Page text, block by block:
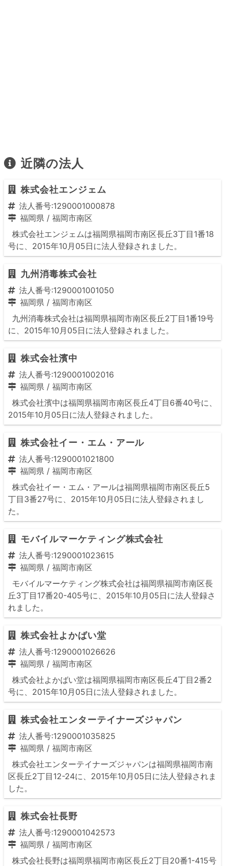
近隣の法人
株式会社エンジェム
法人番号:1290001000878
福岡県 / 福岡市南区
株式会社エンジェムは福岡県福岡市南区長丘3丁目1番18
号に、2015年10月05日に法人登録されました。
九州消毒株式会社
法人番号:1290001001050
福岡県 / 福岡市南区
九州消毒株式会社は福岡県福岡市南区長丘2丁目1番19号
に、2015年10月05日に法人登録されました。
株式会社濱中
法人番号:1290001002016
福岡県 / 福岡市南区
株式会社濱中は福岡県福岡市南区長丘4丁目6番40号に、
2015年10月05日に法人登録されました。
株式会社イー・エム・アール
法人番号:1290001021800
福岡県 / 福岡市南区
株式会社イー・エム・アールは福岡県福岡市南区長丘5
丁目3番27号に、2015年10月05日に法人登録されまし
た。
モバイルマーケティング株式会社
法人番号:1290001023615
福岡県 / 福岡市南区
モバイルマーケティング株式会社は福岡県福岡市南区長
丘3丁目17番20-405号に、2015年10月05日に法人登録さ
れました。
株式会社よかばい堂
法人番号:1290001026626
福岡県 / 福岡市南区
株式会社よかばい堂は福岡県福岡市南区長丘4丁目2番2
号に、2015年10月05日に法人登録されました。
株式会社エンターテイナーズジャパン
法人番号:1290001035825
福岡県 / 福岡市南区
株式会社エンターテイナーズジャパンは福岡県福岡市南
区長丘2丁目12-24に、2015年10月05日に法人登録されま
した。
株式会社長野
法人番号:1290001042573
福岡県 / 福岡市南区
株式会社長野は福岡県福岡市南区長丘2丁目20番1-415号